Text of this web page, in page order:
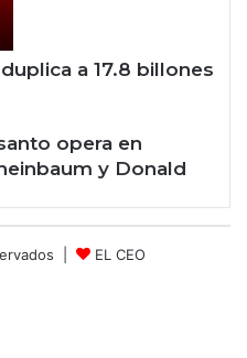
a 17.8 billones
opera en
y Donald
|
EL CEO